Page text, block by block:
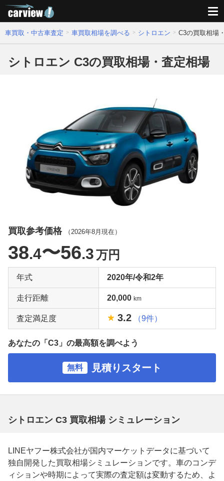
車買取・中古車査定 車買取相場を調べる シトロエン C3の買取相場
シトロエン C3の買取相場・査定相場
買取参考価格 （ 2026年8月 現在）
38.4〜56.3万円
年式 2020年/令和2年
走行距離 20,000 km
査定満足度 3.2 （9件）
あなたの「C3」の最高額を調べよう
無料 見積りスタート
シトロエン C3 買取相場 シミュレーション
LINEヤフー株式会社が国内マーケットデータに基づいて
独自開発した買取相場シミュレーションです。車のコンデ
ィションや時期によって実際の査定額は変動するため、よ